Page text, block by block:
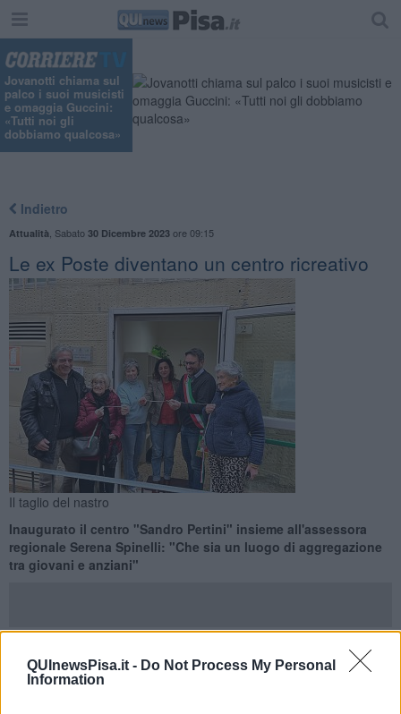
QUInewsPisa.it - Do Not Process My Personal
Information
Jovanotti chiama sul
palco i suoi musicisti
e omaggia Guccini:
«Tutti noi gli
dobbiamo qualcosa»
Indietro
Attualità Sabato 30 Dicembre 2023ore 09:15
Le ex Poste diventano un centro ricreativo
Il taglio del nastro
Inaugurato il centro "Sandro Pertini" insieme all'assessora
regionale Serena Spinelli: "Che sia un luogo di aggregazione
tra giovani e anziani"
FAUGLIA —Nuova vita per i vecchi locali delle Poste. Dopo il